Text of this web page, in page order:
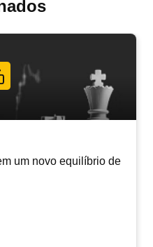
um novo equilíbrio de